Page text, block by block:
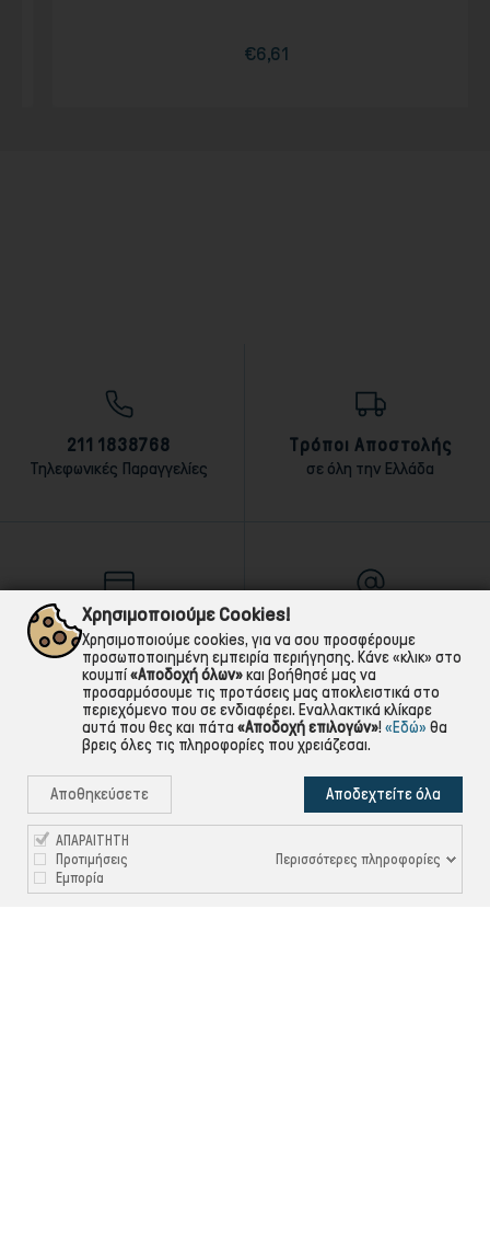
Τιμή
€6,61
Κανονική
211 1838768
Τηλεφωνικές Παραγγελίες
Τρόποι Αποστολής
σε όλη την Ελλάδα
Τρόποι Πληρωμής
αντικαταβολή,κάρτα,τραπεζική Για ό,τι χρειαστείς!
Χρησιμοποιούμε Cookies!
Χρησιμοποιούμε cookies, για να σου προσφέρουμε
προσωποποιημένη εμπειρία περιήγησης. Κάνε «κλικ» στο
κουμπί«Αποδοχή όλων»και βοήθησέ μας να
προσαρμόσουμε τις προτάσεις μας αποκλειστικά στο
περιεχόμενο που σε ενδιαφέρει. Εναλλακτικά κλίκαρε
αυτά που θες και πάτα «Αποδοχή επιλογών»! «Εδώ» θα
βρεις όλες τις πληροφορίες που χρειάζεσαι.
Αποθηκεύσετε Αποδεχτείτε όλα
ΑΠΑΡΑΙΤΗΤΗ
Προτιμήσεις
Εμπορία
Περισσότερες πληροφορίες